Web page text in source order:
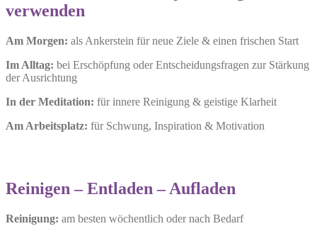
verwenden
Am Morgen: als Ankerstein für neue Ziele & einen frischen Start
Im Alltag: bei Erschöpfung oder Entscheidungsfragen zur Stärkung
der Ausrichtung
In der Meditation: für innere Reinigung & geistige Klarheit
Am Arbeitsplatz: für Schwung, Inspiration & Motivation
Reinigen – Entladen – Aufladen
Reinigung: am besten wöchentlich oder nach Bedarf